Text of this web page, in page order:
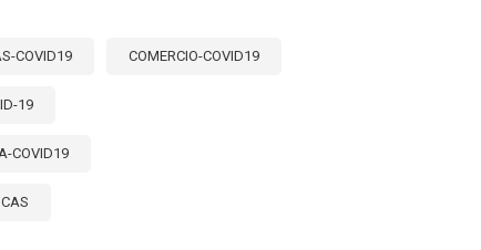
COVID19 COMERCIO-COVID19
19
COVID19